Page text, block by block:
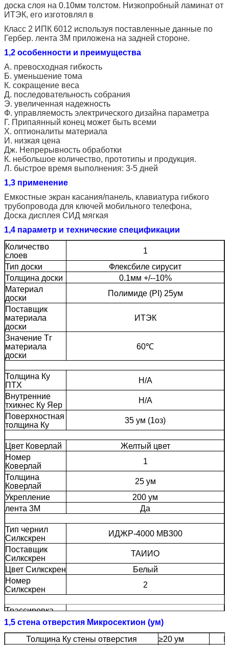
доска слоя на 0.10мм толстом. Низкопробный ламинат от
ИТЭК, его изготовлял в
Класс 2 ИПК 6012 используя поставленные данные по
Гербер. лента 3М приложена на задней стороне.
1,2 особенности и преимущества
А. превосходная гибкость
Б. уменьшение тома
К. сокращение веса
Д. последовательность собрания
Э. увеличенная надежность
Ф. управляемость электрического дизайна параметра
Г. Припаянный конец может быть всеми
Х. оптионалиты материала
И. низкая цена
Дж. Непрерывность обработки
К. небольшое количество, прототипы и продукция.
Л. быстрое время выполнения: 3-5 дней
1,3 применение
Емкостные экран касания/панель, клавиатура гибкого
трубопровода для ключей мобильного телефона,
Доска дисплея СИД мягкая
1,4 параметр и технические спецификации
Количество
слоев
1
Тип доски
Флексбиле сирусит
Толщина доски
0.1мм +/--10%
Материал
доски
Полимиде (PI) 25ум
Поставщик
материала
доски
ИТЭК
Значение Тг
материала
доски
60℃
Толщина Ку
ПТХ
Н/А
Внутренние
тхикнес Ку Яер
Н/А
Поверхностная
толщина Ку
35 ум (1оз)
Цвет Коверлай
Желтый цвет
Номер
Коверлай
1
Толщина
Коверлай
25 ум
Укрепление
200 ум
лента 3М
Да
Тип чернил
Силкскрен
ИДЖР-4000 МВ300
Поставщик
Силкскрен
ТАИИО
Цвет Силкскрен
Белый
Номер
Силкскрен
2
Трассировка
Мининум (мил)
Минимальный
зазор (мил)
Н/А
1,5 стена отверстия Микросектион (ум)
Толщина Ку стены отверстия
≥20 ум